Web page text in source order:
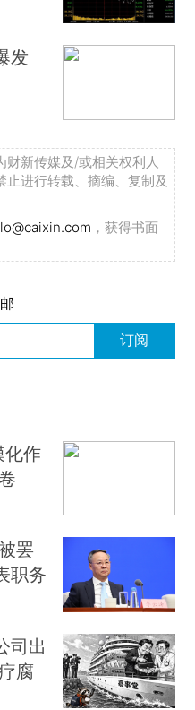
发
财新传媒及/或相关权利人
进行转载、摘编、复制及
，获得书面
订阅
化作
罢
职务
司出
腐